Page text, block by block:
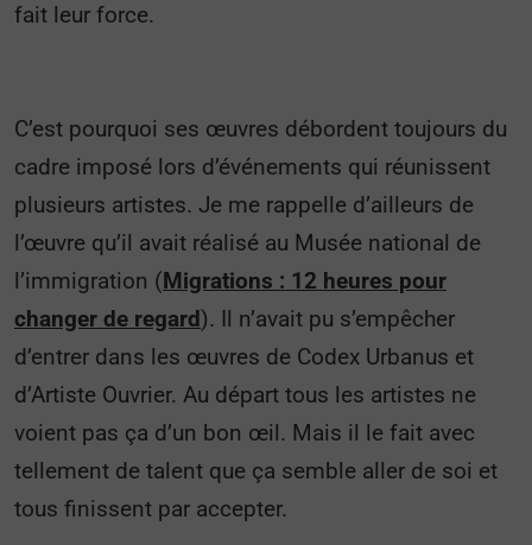
fait leur force.
C’est pourquoi ses œuvres débordent toujours du
cadre imposé lors d’événements qui réunissent
plusieurs artistes. Je me rappelle d’ailleurs de
l’œuvre qu’il avait réalisé au Musée national de
l’immigration (Migrations : 12 heures pour
changer de regard). Il n’avait pu s’empêcher
d’entrer dans les œuvres de Codex Urbanus et
d’Artiste Ouvrier. Au départ tous les artistes ne
voient pas ça d’un bon œil. Mais il le fait avec
tellement de talent que ça semble aller de soi et
tous finissent par accepter.